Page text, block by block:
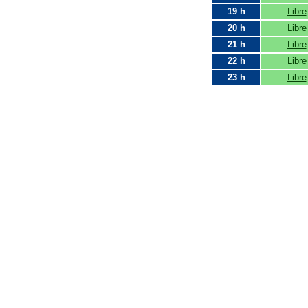
19 h
Libre
20 h
Libre
21 h
Libre
22 h
Libre
23 h
Libre